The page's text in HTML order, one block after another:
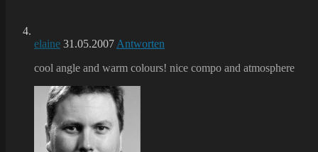
elaine 31.05.2007 Antworten
cool angle and warm colours! nice compo and atmosphere